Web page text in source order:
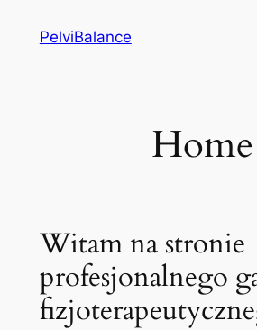
PelviBalance
Home
Witam na stronie
profesjonalnego